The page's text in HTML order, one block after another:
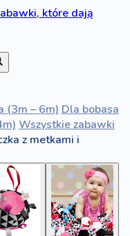
które dają
(3m – 6m) Dla bobasa
Wszystkie zabawki
z metkami i